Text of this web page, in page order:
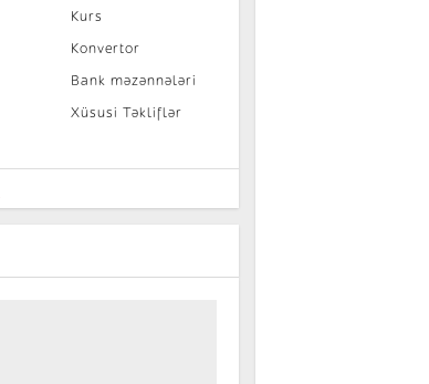
Kurs
Konvertor
Bank məzənnələri
Xüsusi Təkliflər